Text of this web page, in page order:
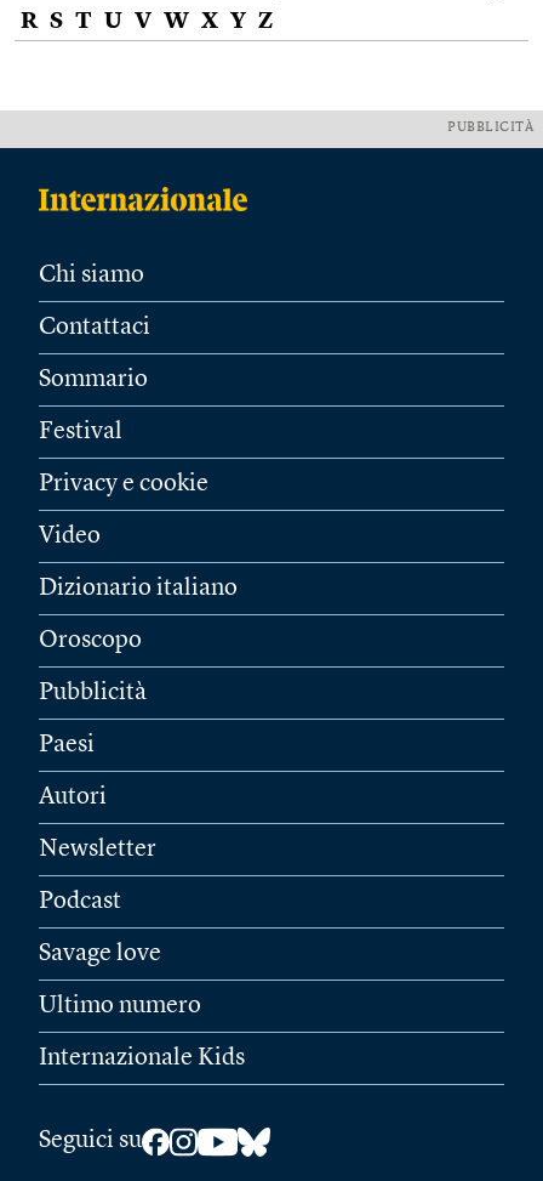
R S T U V W X Y Z
PUBBLICITÀ
Chi siamo
Contattaci
Sommario
Festival
Privacy e cookie
Video
Dizionario italiano
Oroscopo
Pubblicità
Paesi
Autori
Newsletter
Podcast
Savage love
Ultimo numero
Internazionale Kids
Seguici su